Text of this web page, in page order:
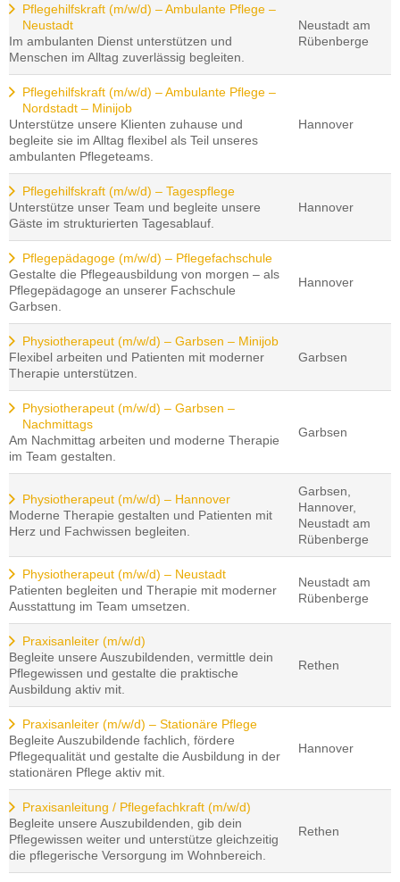
Pflegehilfskraft (m/w/d) – Ambulante Pflege –
Neustadt
Im ambulanten Dienst unterstützen und
Menschen im Alltag zuverlässig begleiten.
Neustadt am
Rübenberge
Pflegehilfskraft (m/w/d) – Ambulante Pflege –
Nordstadt – Minijob
Unterstütze unsere Klienten zuhause und
begleite sie im Alltag flexibel als Teil unseres
ambulanten Pflegeteams.
Hannover
Pflegehilfskraft (m/w/d) – Tagespflege
Unterstütze unser Team und begleite unsere
Gäste im strukturierten Tagesablauf.
Hannover
Pflegepädagoge (m/w/d) – Pflegefachschule
Gestalte die Pflegeausbildung von morgen – als
Pflegepädagoge an unserer Fachschule
Garbsen.
Hannover
Physiotherapeut (m/w/d) – Garbsen – Minijob
Flexibel arbeiten und Patienten mit moderner
Therapie unterstützen.
Garbsen
Physiotherapeut (m/w/d) – Garbsen –
Nachmittags
Am Nachmittag arbeiten und moderne Therapie
im Team gestalten.
Garbsen
Physiotherapeut (m/w/d) – Hannover
Moderne Therapie gestalten und Patienten mit
Herz und Fachwissen begleiten.
Garbsen,
Hannover,
Neustadt am
Rübenberge
Physiotherapeut (m/w/d) – Neustadt
Patienten begleiten und Therapie mit moderner
Ausstattung im Team umsetzen.
Neustadt am
Rübenberge
Praxisanleiter (m/w/d)
Begleite unsere Auszubildenden, vermittle dein
Pflegewissen und gestalte die praktische
Ausbildung aktiv mit.
Rethen
Praxisanleiter (m/w/d) – Stationäre Pflege
Begleite Auszubildende fachlich, fördere
Pflegequalität und gestalte die Ausbildung in der
stationären Pflege aktiv mit.
Hannover
Praxisanleitung / Pflegefachkraft (m/w/d)
Begleite unsere Auszubildenden, gib dein
Pflegewissen weiter und unterstütze gleichzeitig
die pflegerische Versorgung im Wohnbereich.
Rethen